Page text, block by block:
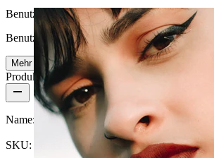
Benutzerfreundlichkeit
Benutzerfreundlich
Mehr lesen
Produktdetails
Name: Labret mit rundem Top und innenseitiger
SKU: Labret-96